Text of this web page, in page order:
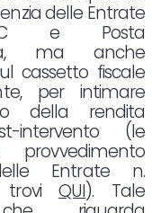
delle Entrate
e Posta
ma anche
cassetto fiscale
per intimare
della rendita
intervento (le
provvedimento
Entrate n.
troviQUI). Tale